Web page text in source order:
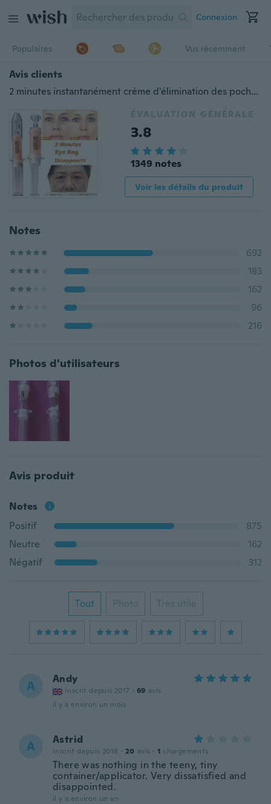
Connexion
Populaires Vus récemment
Avis clients
2 minutes instantanément crème d'élimination des poches pour les yeux
ÉVALUATION GÉNÉRALE
3.8
1349 notes
Voir les détails du produit
Notes
692
183
162
96
216
Photos d'utilisateurs
Avis produit
Notes
Positif
875
Neutre
162
Négatif
312
Tout Photo Très utile
A Andy
Inscrit depuis 2017 · 69 avis
il y a environ un mois
A Astrid
Inscrit depuis 2018 · 20 avis · 1 chargements
There was nothing in the teeny, tiny
container/applicator. Very dissatisfied and
disappointed.
il y a environ un an